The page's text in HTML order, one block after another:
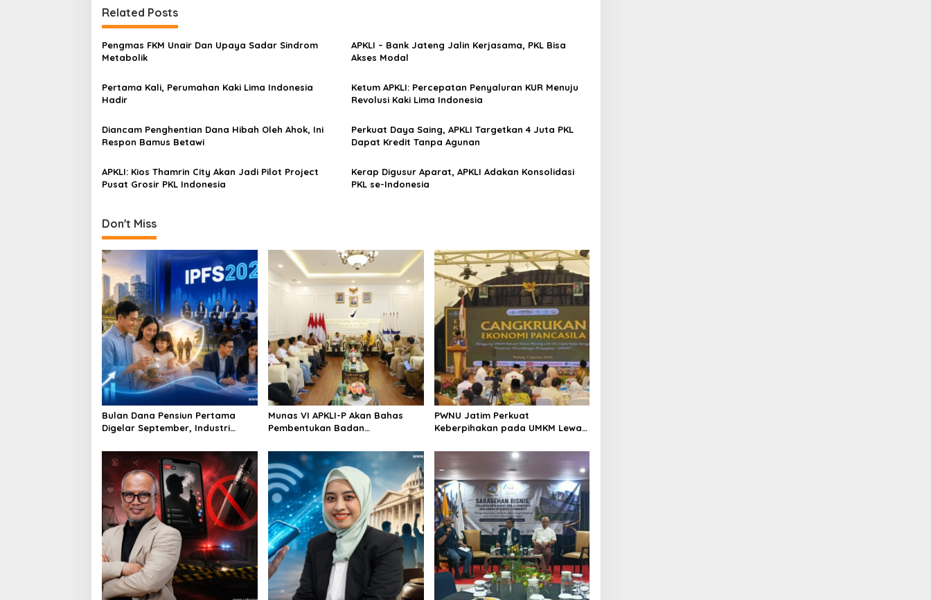
t
n
a
i
a
t
i
o
Related Posts
Pengmas FKM Unair Dan Upaya Sadar Sindrom
Metabolik
APKLI – Bank Jateng Jalin Kerjasama, PKL Bisa
Akses Modal
Pertama Kali, Perumahan Kaki Lima Indonesia
Hadir
Ketum APKLI: Percepatan Penyaluran KUR Menuju
Revolusi Kaki Lima Indonesia
Diancam Penghentian Dana Hibah Oleh Ahok, Ini
Respon Bamus Betawi
Perkuat Daya Saing, APKLI Targetkan 4 Juta PKL
Dapat Kredit Tanpa Agunan
APKLI: Kios Thamrin City Akan Jadi Pilot Project
Pusat Grosir PKL Indonesia
Kerap Digusur Aparat, APKLI Adakan Konsolidasi
PKL se-Indonesia
Don't Miss
Bulan Dana Pensiun Pertama
Digelar September, Industri
Berkelanjutan
Munas VI APKLI-P Akan Bahas
Pembentukan Badan
Penting Hadapi Bonus Demografi
PWNU Jatim Perkuat
Keberpihakan pada UMKM Lewat